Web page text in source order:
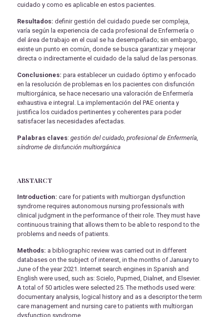
cuidado y como es aplicable en estos pacientes.
Resultados: definir gestión del cuidado puede ser compleja,
varía según la experiencia de cada profesional de Enfermería o
del área de trabajo en el cual se ha desempeñado; sin embargo,
existe un punto en común, donde se busca garantizar y mejorar
directa o indirectamente el cuidado de la salud de las personas.
Conclusiones: para establecer un cuidado óptimo y enfocado
en la resolución de problemas en los pacientes con disfunción
multiorgánica, se hace necesario una valoración de Enfermería
exhaustiva e integral. La implementación del PAE orienta y
justifica los cuidados pertinentes y coherentes para poder
satisfacer las necesidades afectadas.
Palabras claves: gestión del cuidado, profesional de Enfermería,
síndrome de disfunción multiorgánica
ABSTARCT
Introduction: care for patients with multiorgan dysfunction
syndrome requires autonomous nursing professionals with
clinical judgment in the performance of their role. They must have
continuous training that allows them to be able to respond to the
problems and needs of patients.
Methods: a bibliographic review was carried out in different
databases on the subject of interest, in the months of January to
June of the year 2021. Internet search engines in Spanish and
English were used, such as: Scielo, Pupmed, Dialnet, and Elsevier.
A total of 50 articles were selected 25. The methods used were:
documentary analysis, logical history and as a descriptor the term
care management and nursing care to patients with multiorgan
dysfunction syndrome